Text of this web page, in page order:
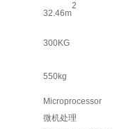
32 46m
2
300KG
550kg
Microprocessor
微机处理